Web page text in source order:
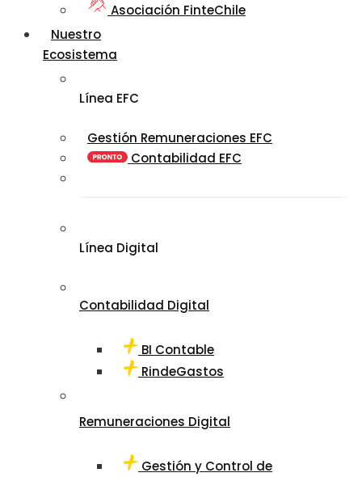
Asociación FinteChile
Nuestro
Ecosistema
Línea EFC
Gestión Remuneraciones EFC
Contabilidad EFC
Línea Digital
Contabilidad Digital
BI Contable
RindeGastos
Remuneraciones Digital
Gestión y Control de